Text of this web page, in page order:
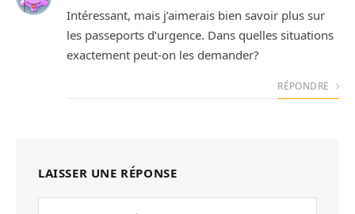
Intéressant, mais j’aimerais bien savoir plus sur
les passeports d’urgence. Dans quelles situations
exactement peut-on les demander?
RÉPONDRE
LAISSER UNE RÉPONSE